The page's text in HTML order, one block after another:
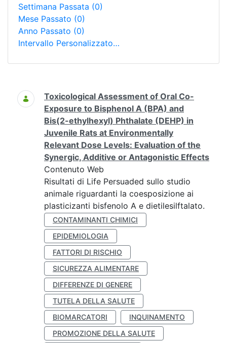
Settimana Passata (0)
Mese Passato (0)
Anno Passato (0)
Intervallo Personalizzato…
Ricerca
Toxicological Assessment of Oral Co-
Exposure to Bisphenol A (BPA) and
Bis(2-ethylhexyl) Phthalate (DEHP) in
Juvenile Rats at Environmentally
Relevant Dose Levels: Evaluation of the
Synergic, Additive or Antagonistic Effects
Contenuto Web
Risultati di Life Persuaded sullo studio
animale riguardanti la coesposizione ai
plasticizanti bisfenolo A e dietilesilftalato.
CONTAMINANTI CHIMICI
EPIDEMIOLOGIA
FATTORI DI RISCHIO
SICUREZZA ALIMENTARE
DIFFERENZE DI GENERE
TUTELA DELLA SALUTE
BIOMARCATORI
INQUINAMENTO
PROMOZIONE DELLA SALUTE